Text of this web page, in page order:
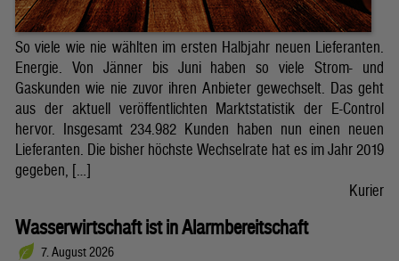
So viele wie nie wählten im ersten Halbjahr neuen Lieferanten.
Energie. Von Jänner bis Juni haben so viele Strom- und
Gaskunden wie nie zuvor ihren Anbieter gewechselt. Das geht
aus der aktuell veröffentlichten Marktstatistik der E-Control
hervor. Insgesamt 234.982 Kunden haben nun einen neuen
Lieferanten. Die bisher höchste Wechselrate hat es im Jahr 2019
gegeben, […]
Kurier
Wasserwirtschaft ist in Alarmbereitschaft
7. August 2026